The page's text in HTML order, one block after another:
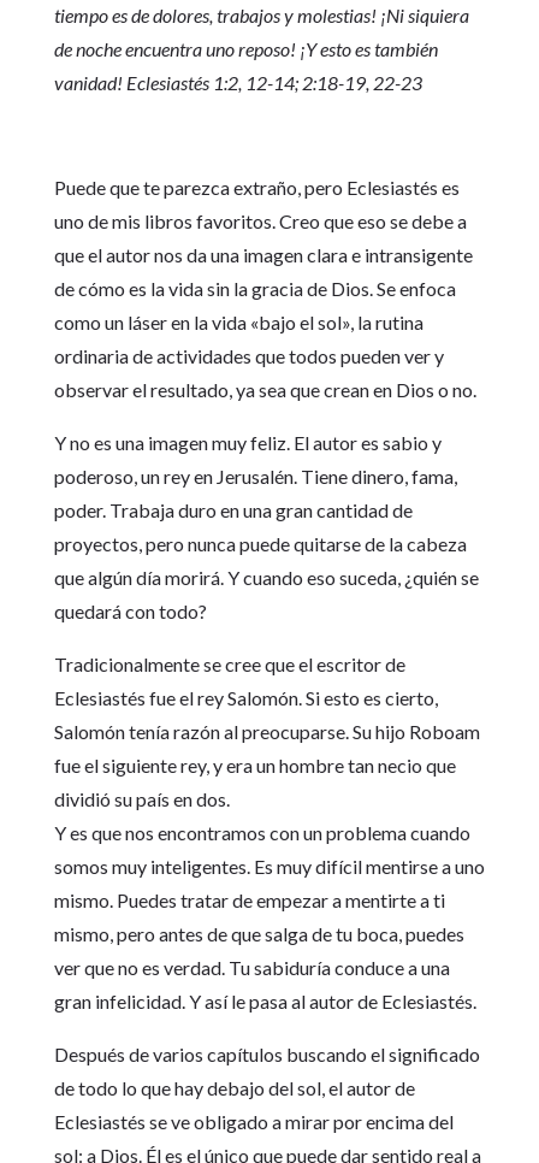
tiempo es de dolores, trabajos y molestias! ¡Ni siquiera
de noche encuentra uno reposo! ¡Y esto es también
vanidad! Eclesiastés 1:2, 12-14; 2:18-19, 22-23
Puede que te parezca extraño, pero Eclesiastés es
uno de mis libros favoritos. Creo que eso se debe a
que el autor nos da una imagen clara e intransigente
de cómo es la vida sin la gracia de Dios. Se enfoca
como un láser en la vida «bajo el sol», la rutina
ordinaria de actividades que todos pueden ver y
observar el resultado, ya sea que crean en Dios o no.
Y no es una imagen muy feliz. El autor es sabio y
poderoso, un rey en Jerusalén. Tiene dinero, fama,
poder. Trabaja duro en una gran cantidad de
proyectos, pero nunca puede quitarse de la cabeza
que algún día morirá. Y cuando eso suceda, ¿quién se
quedará con todo?
Tradicionalmente se cree que el escritor de
Eclesiastés fue el rey Salomón. Si esto es cierto,
Salomón tenía razón al preocuparse. Su hijo Roboam
fue el siguiente rey, y era un hombre tan necio que
dividió su país en dos.
Y es que nos encontramos con un problema cuando
somos muy inteligentes. Es muy difícil mentirse a uno
mismo. Puedes tratar de empezar a mentirte a ti
mismo, pero antes de que salga de tu boca, puedes
ver que no es verdad. Tu sabiduría conduce a una
gran infelicidad. Y así le pasa al autor de Eclesiastés.
Después de varios capítulos buscando el significado
de todo lo que hay debajo del sol, el autor de
Eclesiastés se ve obligado a mirar por encima del
sol: a Dios. Él es el único que puede dar sentido real a